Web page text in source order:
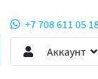
+7 708 611 05
Аккаунт